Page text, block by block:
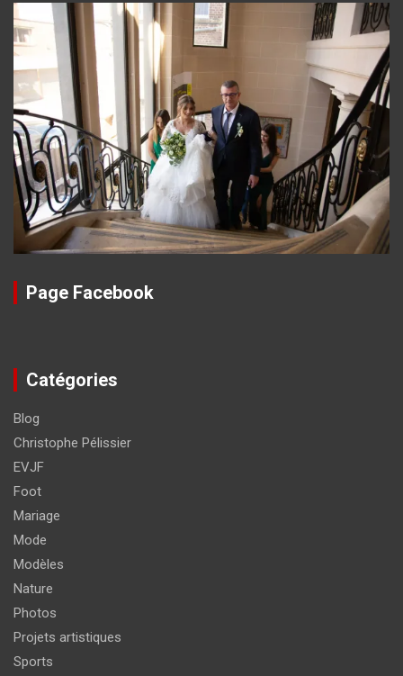
Page Facebook
Catégories
Blog
Christophe Pélissier
EVJF
Foot
Mariage
Mode
Modèles
Nature
Photos
Projets artistiques
Sports